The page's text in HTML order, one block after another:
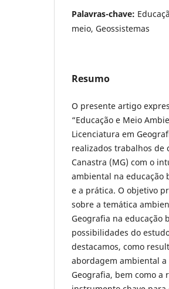
Palavras-chave:
meio, Geossistemas
Resumo
O presente artigo
“Educação e Meio
Licenciatura em
realizados trabalhos de
Canastra (MG) com o
ambiental na educação
e a prática. O objetivo
sobre a temática
Geografia na educação
possibilidades do
destacamos, como
abordagem ambiental
Geografia, bem como a